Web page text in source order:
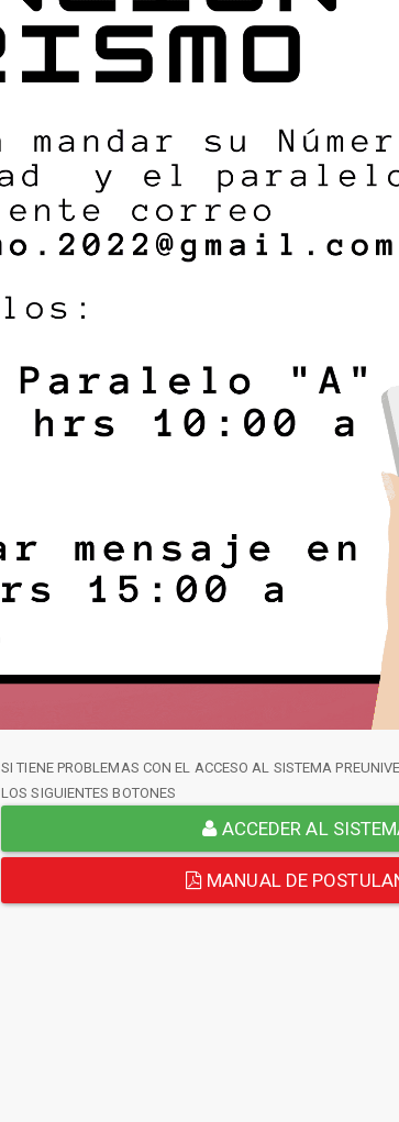
SI TIENE PROBLEMAS CON EL ACCESO AL SISTEMA
LOS SIGUIENTES BOTONES
ACCEDER AL
MANUAL DE